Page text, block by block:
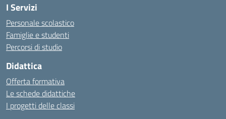
I Servizi
Personale scolastico
Famiglie e studenti
Percorsi di studio
Didattica
Offerta formativa
Le schede didattiche
I progetti delle classi